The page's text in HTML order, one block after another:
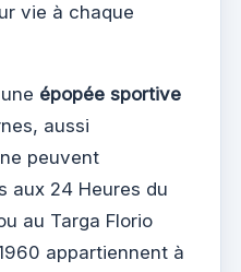
vie à chaque
épopée sportive
aussi
peuvent
aux 24 Heures du
au Targa Florio
appartiennent à